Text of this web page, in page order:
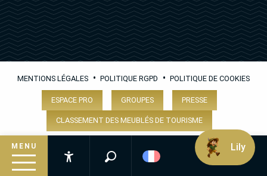
MENU
Recherche
MENTIONS LÉGALES • POLITIQUE RGPD • POLITIQUE DE COOKIES
ESPACE PRO GROUPES PRESSE
CLASSEMENT DES MEUBLÉS DE TOURISME
Lily